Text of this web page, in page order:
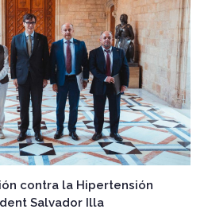
contra la Hipertensión
Salvador Illa